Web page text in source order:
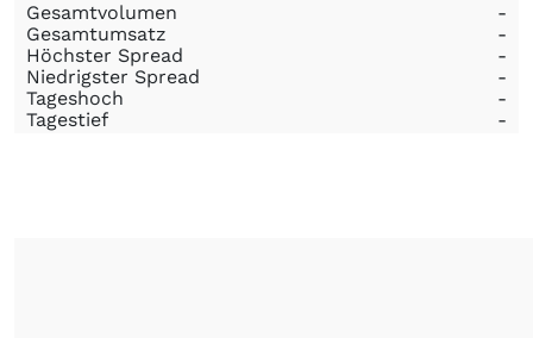
Gesamtvolumen
-
Gesamtumsatz
-
Höchster Spread
-
Niedrigster Spread
-
Tageshoch
-
Tagestief
-